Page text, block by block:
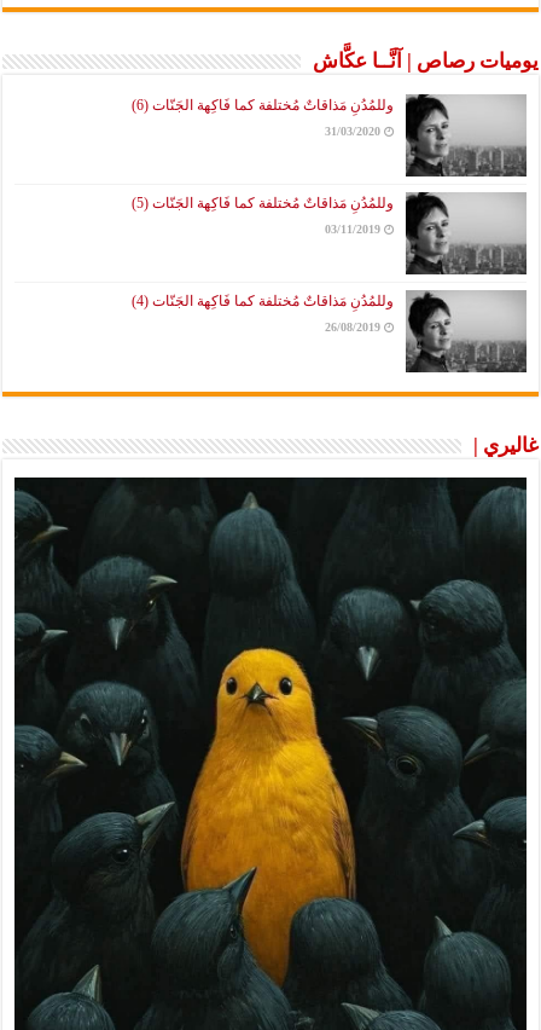
يوميات رصاص | آنَّــا عكَّاش
وللمُدُنِ مَذاقاتٌ مُختلفة كما فَاكِهة الجَنّات (6)
31/03/2020
وللمُدُنِ مَذاقاتٌ مُختلفة كما فَاكِهة الجَنّات (5)
03/11/2019
وللمُدُنِ مَذاقاتٌ مُختلفة كما فَاكِهة الجَنّات (4)
26/08/2019
غاليري |